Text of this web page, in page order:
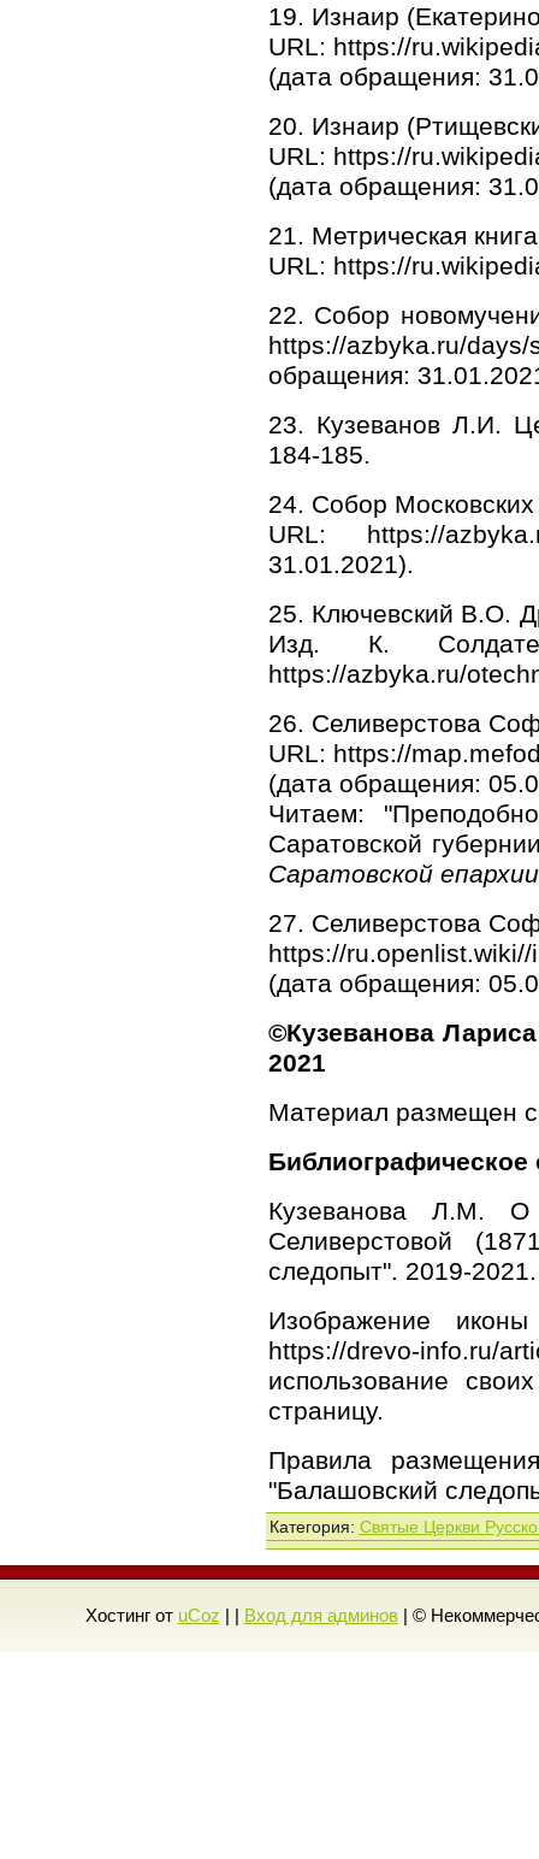
19. Изнаир
URL: https://
(дата обращения:
20. Изнаир
URL: https://
(дата обращения:
21. Метрическая
URL: https://
22. Собор
https://azbyka.ru/
обращения:
23. Кузеванов Л.И.
184-185.
24. Собор
URL: https://
31.01.2021).
25. Ключевский В.О.
Изд. К.
https://azbyka.ru/
26. Селиверстова
URL: https://
(дата обращения:
Читаем:
Саратовской
Саратовской
27. Селиверстова
https://
(дата обращения:
©Кузеванова
2021
Материал размещен
Библиографическое
Кузеванова Л.М. О
Селиверстовой
следопыт". 2019-
Изображение
https://drevo-info.ru/
использование
страницу.
Правила
"Балашовский
Категория: Святые Церкви
Хостинг от uCoz Вход для админов| ©